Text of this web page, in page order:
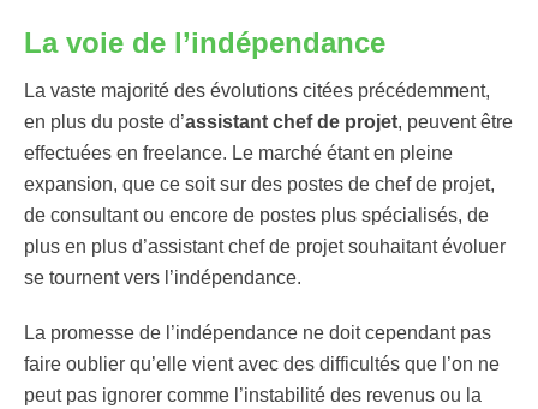
La voie de l’indépendance
La vaste majorité des évolutions citées précédemment,
en plus du poste d’assistant chef de projet, peuvent être
effectuées en freelance. Le marché étant en pleine
expansion, que ce soit sur des postes de chef de projet,
de consultant ou encore de postes plus spécialisés, de
plus en plus d’assistant chef de projet souhaitant évoluer
se tournent vers l’indépendance.
La promesse de l’indépendance ne doit cependant pas
faire oublier qu’elle vient avec des difficultés que l’on ne
peut pas ignorer comme l’instabilité des revenus ou la